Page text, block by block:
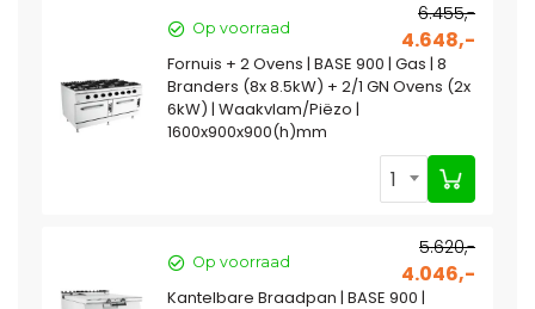
Op voorraad
6.455,-
4.648,-
Fornuis + 2 Ovens | BASE 900 | Gas | 8
Branders (8x 8.5kW) + 2/1 GN Ovens (2x
6kW) | Waakvlam/Piëzo |
1600x900x900(h)mm
1
Op voorraad
5.620,-
4.046,-
Kantelbare Braadpan | BASE 900 |